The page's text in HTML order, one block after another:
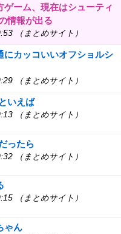
ーム、現在はシューティ
情報が出る
（まとめサイト）
カッコいいオフショルシ
（まとめサイト）
いえば
（まとめサイト）
ったら
（まとめサイト）
（まとめサイト）
ゃん